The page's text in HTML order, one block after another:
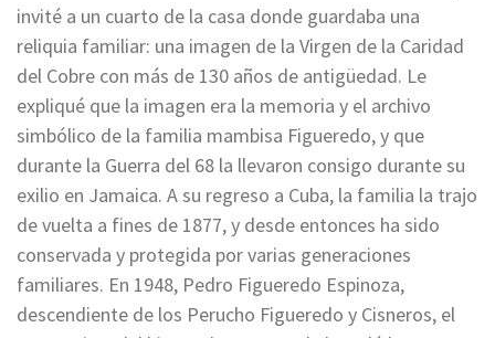
invité a un cuarto de la casa donde guardaba una
reliquia familiar: una imagen de la Virgen de la Caridad
del Cobre con más de 130 años de antigüedad. Le
expliqué que la imagen era la memoria y el archivo
simbólico de la familia mambisa Figueredo, y que
durante la Guerra del 68 la llevaron consigo durante su
exilio en Jamaica. A su regreso a Cuba, la familia la trajo
de vuelta a fines de 1877, y desde entonces ha sido
conservada y protegida por varias generaciones
familiares. En 1948, Pedro Figueredo Espinoza,
descendiente de los Perucho Figueredo y Cisneros, el